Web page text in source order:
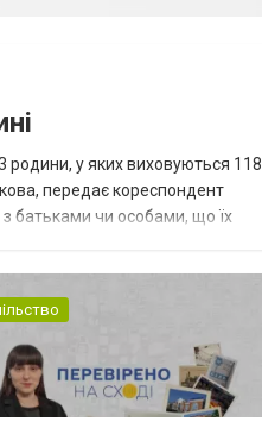
родини, у яких виховуються 118
передає кореспондент
з батьками чи особами, що їх